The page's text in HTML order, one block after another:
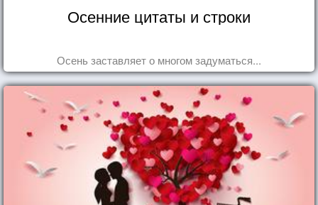
Осенние цитаты и строки
Осень заставляет о многом задуматься...